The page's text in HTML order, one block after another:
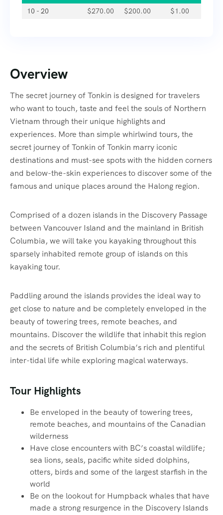
Overview
The secret journey of Tonkin is designed for travelers
who want to touch, taste and feel the souls of Northern
Vietnam through their unique highlights and
experiences. More than simple whirlwind tours, the
secret journey of Tonkin of Tonkin marry iconic
destinations and must-see spots with the hidden corners
and below-the-skin experiences to discover some of the
famous and unique places around the Halong region.
Comprised of a dozen islands in the Discovery Passage
between Vancouver Island and the mainland in British
Columbia, we will take you kayaking throughout this
sparsely inhabited remote group of islands on this
kayaking tour.
Paddling around the islands provides the ideal way to
get close to nature and be completely enveloped in the
beauty of towering trees, remote beaches, and
mountains. Discover the wildlife that inhabit this region
and the secrets of British Columbia’s rich and plentiful
inter-tidal life while exploring magical waterways.‍
Tour Highlights
Be enveloped in the beauty of towering trees,
remote beaches, and mountains of the Canadian
wilderness
Have close encounters with BC’s coastal wildlife;
sea lions, seals, pacific white sided dolphins,
otters, birds and some of the largest starfish in the
world
Be on the lookout for Humpback whales that have
made a strong resurgence in the Discovery Islands
10 - 20 $270.00 $200.00 $1.00